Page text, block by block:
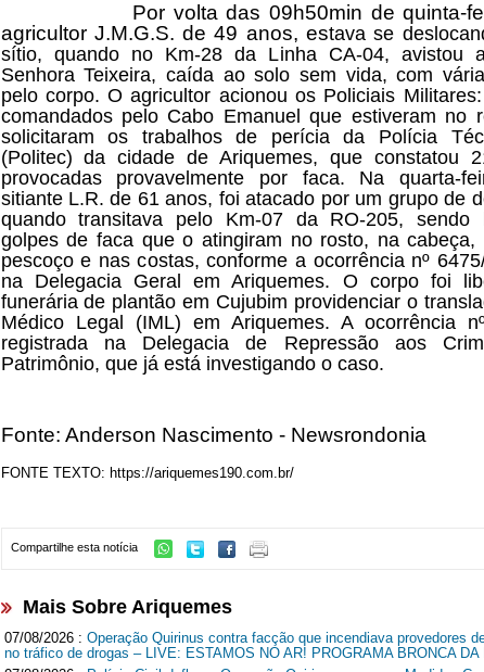
Por volta das 09h50min de quinta-
agricultor J.M.G.S. de 49 anos, estava se
sítio, quando no Km-28 da Linha CA-04, avistou
Senhora Teixeira, caída ao solo sem vida, com
pelo corpo. O agricultor acionou os Policiais
comandados pelo Cabo Emanuel que estiveram no
solicitaram os trabalhos de perícia da Polícia
(Politec) da cidade de Ariquemes, que constatou
provocadas provavelmente por faca. Na quarta-
sitiante L.R. de 61 anos, foi atacado por um grupo de
quando transitava pelo Km-07 da RO-205, sendo
golpes de faca que o atingiram no rosto, na cabeça,
pescoço e nas costas, conforme a ocorrência nº
na Delegacia Geral em Ariquemes. O corpo foi
funerária de plantão em Cujubim providenciar o
Médico Legal (IML) em Ariquemes. A ocorrência
registrada na Delegacia de Repressão aos
Patrimônio, que já está investigando o caso.
Fonte: Anderson Nascimento - Newsrondonia
FONTE TEXTO: https://ariquemes190.com.br/
Compartilhe esta notícia
Mais Sobre Ariquemes
07/08/2026 : Operação Quirinus contra facção que incendiava provedores
no tráfico de drogas – LIVE: ESTAMOS NO AR! PROGRAMA BRONCA DA